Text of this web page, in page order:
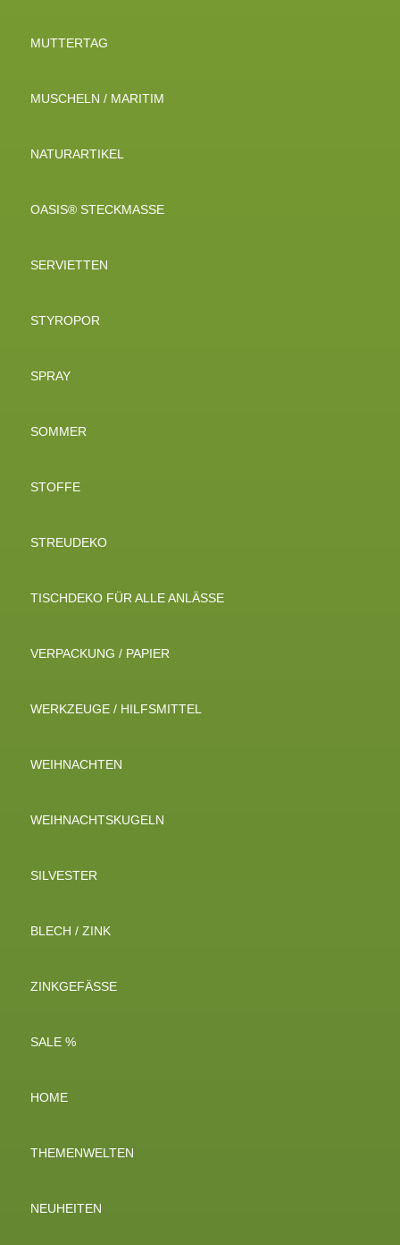
MUTTERTAG
MUSCHELN / MARITIM
NATURARTIKEL
OASIS® STECKMASSE
SERVIETTEN
STYROPOR
SPRAY
SOMMER
STOFFE
STREUDEKO
TISCHDEKO FÜR ALLE ANLÄSSE
VERPACKUNG / PAPIER
WERKZEUGE / HILFSMITTEL
WEIHNACHTEN
WEIHNACHTSKUGELN
SILVESTER
BLECH / ZINK
ZINKGEFÄSSE
SALE %
HOME
THEMENWELTEN
NEUHEITEN